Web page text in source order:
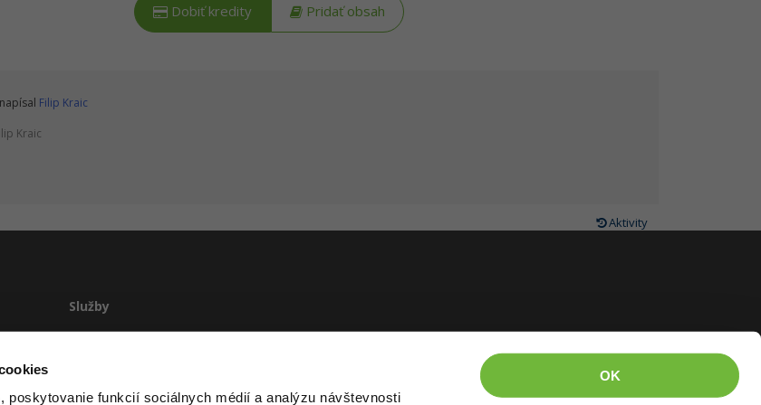
poskytovanie funkcií sociálnych médií a analýzu návštevnosti
OK
Dobiť kredity Pridať obsah
Filip Kraic
Kraic
Aktivity
Služby
Školenia